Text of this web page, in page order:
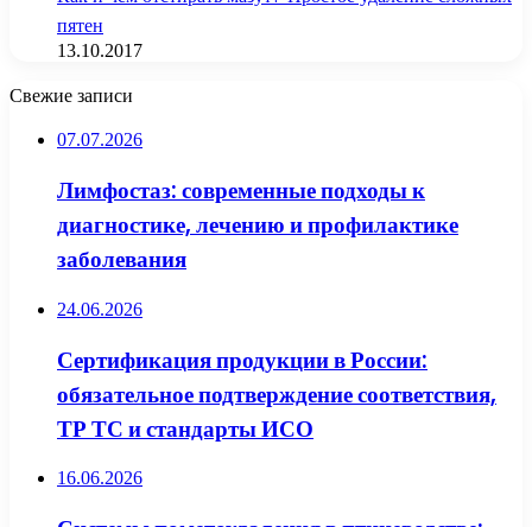
пятен
13.10.2017
Свежие записи
07.07.2026
Лимфостаз: современные подходы к
диагностике, лечению и профилактике
заболевания
24.06.2026
Сертификация продукции в России:
обязательное подтверждение соответствия,
ТР ТС и стандарты ИСО
16.06.2026